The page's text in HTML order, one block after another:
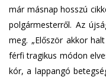
már másnap hosszú
polgármesterről. Az
meg. „Először akkor
férfi tragikus módon
kór, a lappangó